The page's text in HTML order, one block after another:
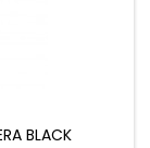
BLACK